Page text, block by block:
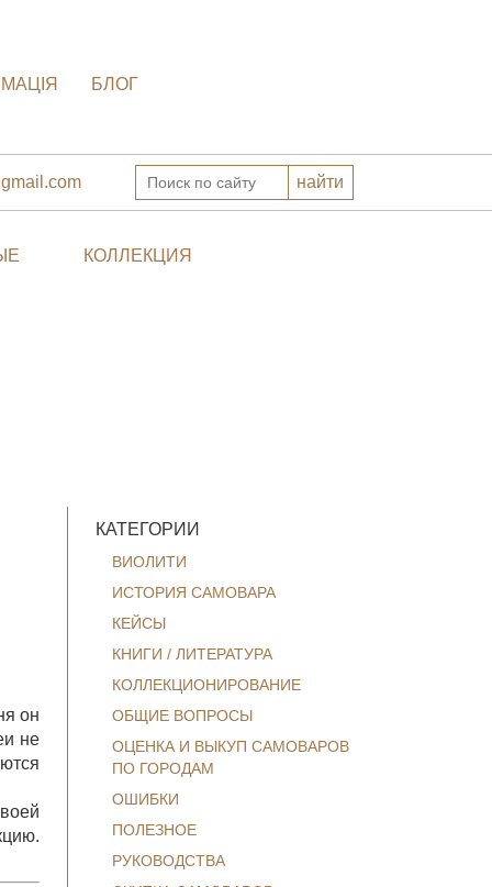
БЛОГ
КОЛЛЕКЦИЯ
он
не
КАТЕГОРИИ
ВИОЛИТИ
ИСТОРИЯ САМОВАРА
КЕЙСЫ
КНИГИ / ЛИТЕРАТУРА
КОЛЛЕКЦИОНИРОВАНИЕ
ОБЩИЕ ВОПРОСЫ
ОЦЕНКА И ВЫКУП САМОВАРОВ
ПО ГОРОДАМ
ОШИБКИ
ПОЛЕЗНОЕ
РУКОВОДСТВА